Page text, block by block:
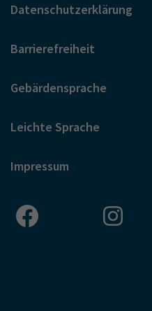
Datenschutzerklärung
Barrierefreiheit
Gebärdensprache
Leichte Sprache
Impressum